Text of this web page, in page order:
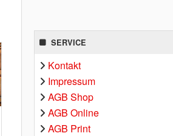
SERVICE
Kontakt
Impressum
AGB Shop
AGB Online
AGB Print